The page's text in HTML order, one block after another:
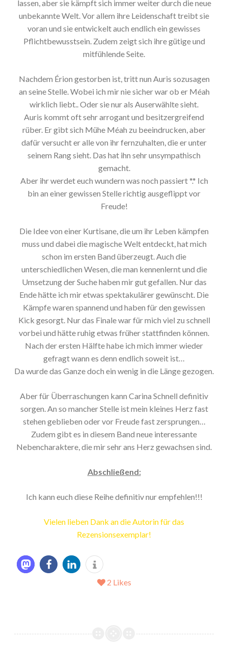
lassen, aber sie kämpft sich immer weiter durch die neue
unbekannte Welt. Vor allem ihre Leidenschaft treibt sie
voran und sie entwickelt auch endlich ein gewisses
Pflichtbewusstsein. Zudem zeigt sich ihre gütige und
mitfühlende Seite.
Nachdem Érion gestorben ist, tritt nun Auris sozusagen
an seine Stelle. Wobei ich mir nie sicher war ob er Méah
wirklich liebt.. Oder sie nur als Auserwählte sieht.
Auris kommt oft sehr arrogant und besitzergreifend
rüber. Er gibt sich Mühe Méah zu beeindrucken, aber
dafür versucht er alle von ihr fernzuhalten, die er unter
seinem Rang sieht. Das hat ihn sehr unsympathisch
gemacht.
Aber ihr werdet euch wundern was noch passiert *.* Ich
bin an einer gewissen Stelle richtig ausgeflippt vor
Freude!
Die Idee von einer Kurtisane, die um ihr Leben kämpfen
muss und dabei die magische Welt entdeckt, hat mich
schon im ersten Band überzeugt. Auch die
unterschiedlichen Wesen, die man kennenlernt und die
Umsetzung der Suche haben mir gut gefallen. Nur das
Ende hätte ich mir etwas spektakulärer gewünscht. Die
Kämpfe waren spannend und haben für den gewissen
Kick gesorgt. Nur das Finale war für mich viel zu schnell
vorbei und hätte ruhig etwas früher stattfinden können.
Nach der ersten Hälfte habe ich mich immer wieder
gefragt wann es denn endlich soweit ist…
Da wurde das Ganze doch ein wenig in die Länge gezogen.
Aber für Überraschungen kann Carina Schnell definitiv
sorgen. An so mancher Stelle ist mein kleines Herz fast
stehen geblieben oder vor Freude fast zersprungen…
Zudem gibt es in diesem Band neue interessante
Nebencharaktere, die mir sehr ans Herz gewachsen sind.
Abschließend:
Ich kann euch diese Reihe definitiv nur empfehlen!!!
Vielen lieben Dank an die Autorin für das
Rezensionsexemplar!
2 Likes